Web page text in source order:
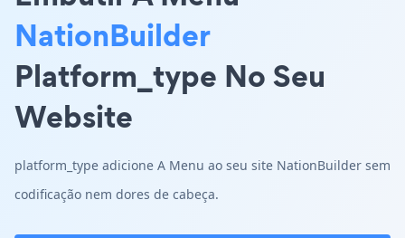
NationBuilder
Platform_type No Seu
Website
platform_type adicione A Menu ao seu site NationBuilder sem
codificação nem dores de cabeça.